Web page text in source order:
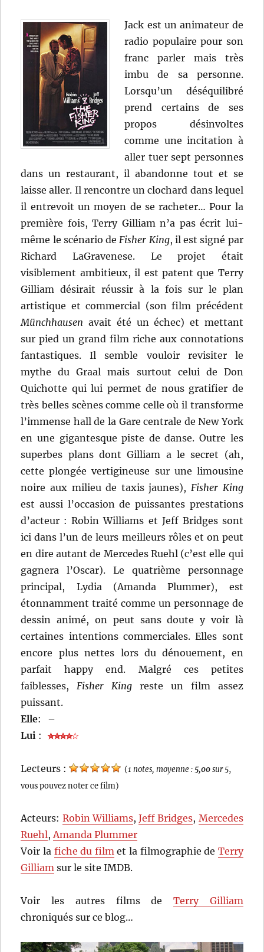
Jack est un animateur de
radio populaire pour son
franc parler mais très
imbu de sa personne.
Lorsqu’un déséquilibré
prend certains de ses
propos désinvoltes
comme une incitation à
aller tuer sept personnes
dans un restaurant, il abandonne tout et se
laisse aller. Il rencontre un clochard dans lequel
il entrevoit un moyen de se racheter… Pour la
première fois, Terry Gilliam n’a pas écrit lui-
même le scénario de Fisher King, il est signé par
Richard LaGravenese. Le projet était
visiblement ambitieux, il est patent que Terry
Gilliam désirait réussir à la fois sur le plan
artistique et commercial (son film précédent
Münchhausen avait été un échec) et mettant
sur pied un grand film riche aux connotations
fantastiques. Il semble vouloir revisiter le
mythe du Graal mais surtout celui de Don
Quichotte qui lui permet de nous gratifier de
très belles scènes comme celle où il transforme
l’immense hall de la Gare centrale de New York
en une gigantesque piste de danse. Outre les
superbes plans dont Gilliam a le secret (ah,
cette plongée vertigineuse sur une limousine
noire aux milieu de taxis jaunes), Fisher King
est aussi l’occasion de puissantes prestations
d’acteur : Robin Williams et Jeff Bridges sont
ici dans l’un de leurs meilleurs rôles et on peut
en dire autant de Mercedes Ruehl (c’est elle qui
gagnera l’Oscar). Le quatrième personnage
principal, Lydia (Amanda Plummer), est
étonnamment traité comme un personnage de
dessin animé, on peut sans doute y voir là
certaines intentions commerciales. Elles sont
encore plus nettes lors du dénouement, en
parfait happy end. Malgré ces petites
faiblesses, Fisher King reste un film assez
puissant.
Elle:
–
Lui :
Lecteurs : (1 notes, moyenne : 5,00sur 5,
vous pouvez noter ce film)
Acteurs: Robin Williams,Jeff Bridges, Mercedes
Ruehl, Amanda Plummer
Voir la fiche du film et la filmographie de Terry
Gilliam sur le site IMDB.
Voir les autres films de Terry Gilliam
chroniqués sur ce blog…